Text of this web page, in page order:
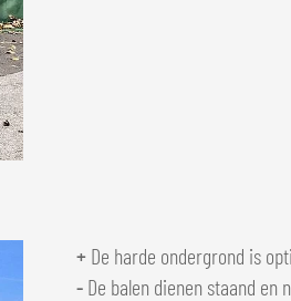
+ De harde ondergrond is
- De balen dienen staand en